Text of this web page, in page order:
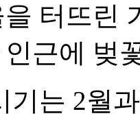
터뜨린
근에 벚
기는 2월